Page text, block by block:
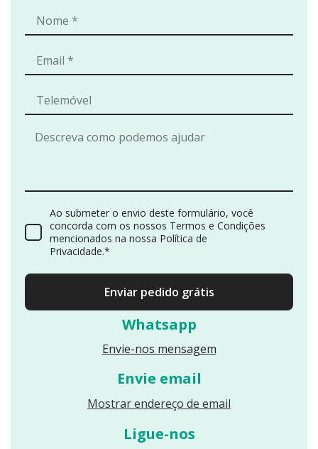
Whatsapp
Envie-nos mensagem
Envie email
Mostrar endereço de email
Ligue-nos
Ao submeter o envio deste formulário, você
concorda com os nossos Termos e Condições
mencionados na nossa Política de
Privacidade.*
Enviar pedido grátis